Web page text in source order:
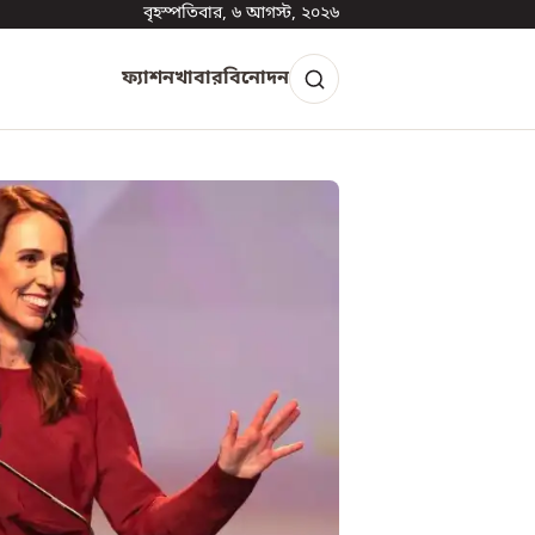
বৃহস্পতিবার, ৬ আগস্ট, ২০২৬
ফ্যাশনখাবারবিনোদন